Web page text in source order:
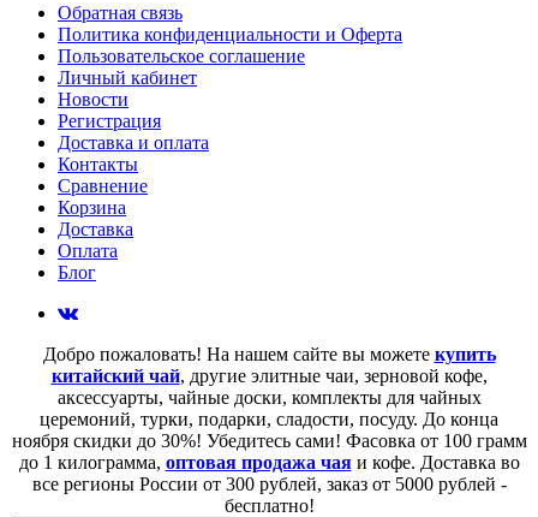
Обратная связь
Политика конфиденциальности и Оферта
Пользовательское соглашение
Личный кабинет
Новости
Регистрация
Доставка и оплата
Контакты
Сравнение
Корзина
Доставка
Оплата
Блог
Добро пожаловать! На нашем сайте вы можете купить
китайский чай, другие элитные чаи, зерновой кофе,
аксессуарты, чайные доски, комплекты для чайных
церемоний, турки, подарки, сладости, посуду. До конца
ноября скидки до 30%! Убедитесь сами! Фасовка от 100 грамм
до 1 килограмма, оптовая продажа чаяи кофе. Доставка во
все регионы России от 300 рублей, заказ от 5000 рублей -
бесплатно!